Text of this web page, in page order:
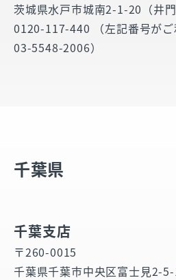
茨城県水戸市城南2-1-20（井門
0120-117-440 （左記番号が
03-5548-2006）
千葉県
千葉支店
〒260-0015
千葉県千葉市中央区富士見2-